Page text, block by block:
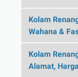
Kolam
Wahana &
Kolam
Alamat,